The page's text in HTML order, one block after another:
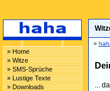
» Home
» Witze
» SMS-Sprüche
» Lustige Texte
» Downloads
»
...